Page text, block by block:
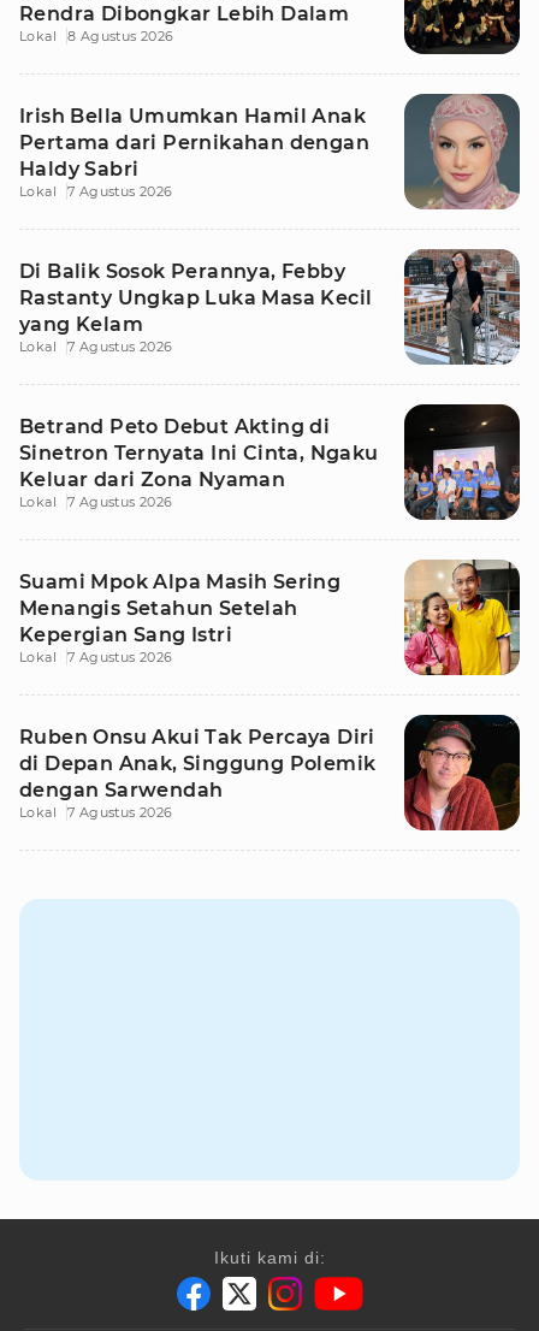
Rendra Dibongkar Lebih Dalam
Lokal 8 Agustus 2026
Irish Bella Umumkan Hamil Anak
Pertama dari Pernikahan dengan
Haldy Sabri
Lokal 7 Agustus 2026
Di Balik Sosok Perannya, Febby
Rastanty Ungkap Luka Masa Kecil
yang Kelam
Lokal 7 Agustus 2026
Betrand Peto Debut Akting di
Sinetron Ternyata Ini Cinta, Ngaku
Keluar dari Zona Nyaman
Lokal 7 Agustus 2026
Suami Mpok Alpa Masih Sering
Menangis Setahun Setelah
Kepergian Sang Istri
Lokal 7 Agustus 2026
Ruben Onsu Akui Tak Percaya Diri
di Depan Anak, Singgung Polemik
dengan Sarwendah
Lokal 7 Agustus 2026
Ikuti kami di: